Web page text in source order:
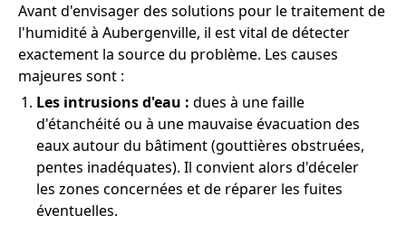
Avant d'envisager des solutions pour le traitement de
l'humidité à Aubergenville, il est vital de détecter
exactement la source du problème. Les causes
majeures sont :
Les intrusions d'eau : dues à une faille
d'étanchéité ou à une mauvaise évacuation des
eaux autour du bâtiment (gouttières obstruées,
pentes inadéquates). Il convient alors d'déceler
les zones concernées et de réparer les fuites
éventuelles.